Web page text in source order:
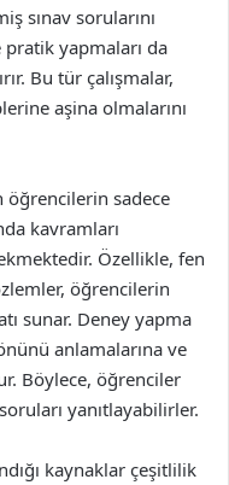
sınav sorularını
yapmaları da
Bu tür çalışmalar,
aşina olmalarını
öğrencilerin sadece
kavramları
Özellikle, fen
öğrencilerin
sunar. Deney yapma
anlamalarına ve
Böylece, öğrenciler
yanıtlayabilirler.
kaynaklar çeşitlilik